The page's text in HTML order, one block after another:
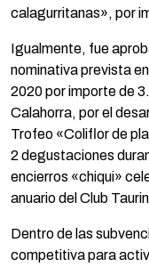
calagurritanas», por
Igualmente, fue
nominativa prevista
2020 por importe de
Calahorra, por el
Trofeo «Coliflor de
2 degustaciones
encierros «chiqui»
anuario del Club
Dentro de las
competitiva para